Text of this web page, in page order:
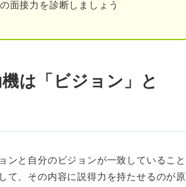
直接的に携わりたい
を図りたい
面接力を診断しましょう
は「ビジョン」と
ンと自分のビジョンが一致していること
て、その内容に説得力を持たせるのが原